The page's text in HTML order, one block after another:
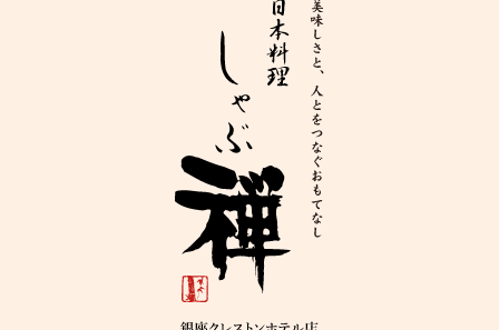
店舗情報
ブランドトップ
ご予約はこちら